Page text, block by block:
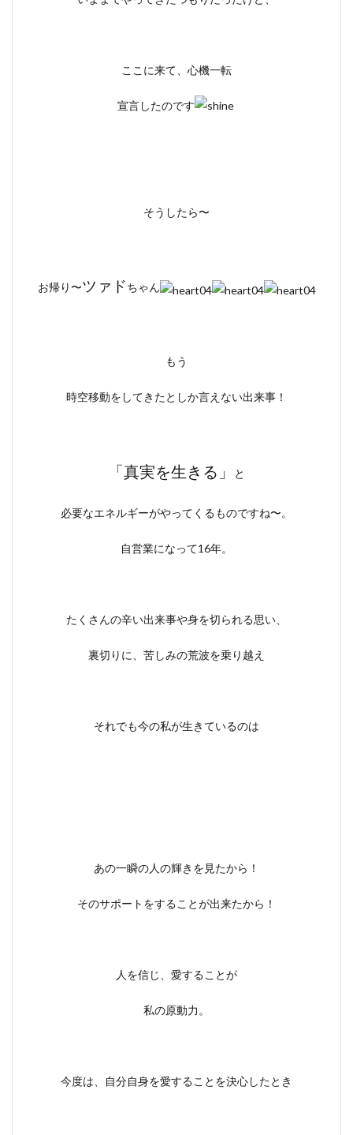
ここに来て、心機一転
宣言したのです
そうしたら〜
お帰り〜ツァドちゃん
もう
時空移動をしてきたとしか言えない出来事！
「真実を生きる」 と
必要なエネルギーがやってくるものですね〜。
自営業になって16年。
たくさんの辛い出来事や身を切られる思い、
裏切りに、苦しみの荒波を乗り越え
それでも今の私が生きているのは
あの一瞬の人の輝きを見たから！
そのサポートをすることが出来たから！
人を信じ、愛することが
私の原動力。
今度は、自分自身を愛することを決心したとき